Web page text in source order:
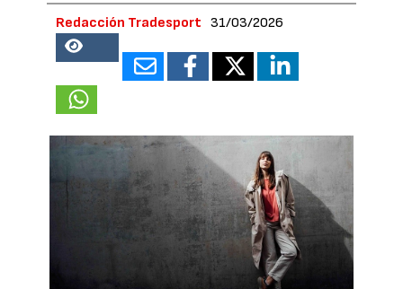
Redacción Tradesport 31/03/2026
21982